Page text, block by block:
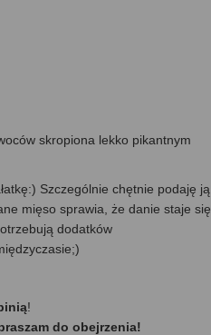
skropiona lekko pikantnym
Szczególnie chętnie podaję ją
mięso sprawia, że danie staje się
dodatków
!
do obejrzenia!